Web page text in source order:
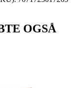
OGSÅ